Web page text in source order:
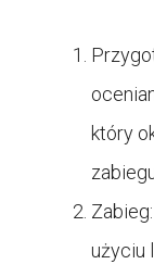
który
użyciu